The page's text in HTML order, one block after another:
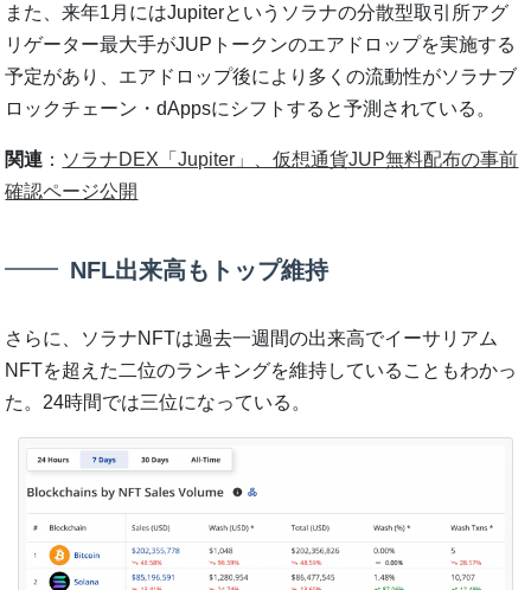
また、来年1月にはJupiterというソラナの分散型取引所アグ
リゲーター最大手がJUPトークンのエアドロップを実施する
予定があり、エアドロップ後により多くの流動性がソラナブ
ロックチェーン・dAppsにシフトすると予測されている。
関連 ： ソラナDEX「Jupiter」、仮想通貨JUP無料配布の事前
確認ページ公開
NFL出来高もトップ維持
さらに、ソラナNFTは過去一週間の出来高でイーサリアム
NFTを超えた二位のランキングを維持していることもわかっ
た。24時間では三位になっている。